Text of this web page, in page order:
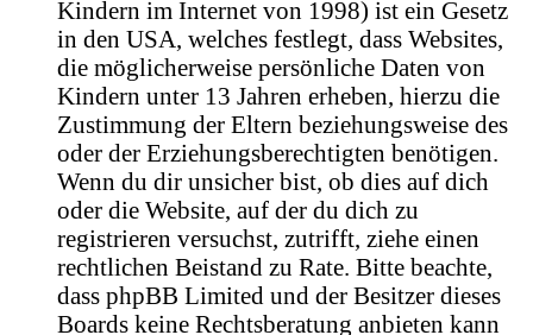
Kindern im Internet von 1998) ist ein Gesetz
in den USA, welches festlegt, dass Websites,
die möglicherweise persönliche Daten von
Kindern unter 13 Jahren erheben, hierzu die
Zustimmung der Eltern beziehungsweise des
oder der Erziehungsberechtigten benötigen.
Wenn du dir unsicher bist, ob dies auf dich
oder die Website, auf der du dich zu
registrieren versuchst, zutrifft, ziehe einen
rechtlichen Beistand zu Rate. Bitte beachte,
dass phpBB Limited und der Besitzer dieses
Boards keine Rechtsberatung anbieten kann